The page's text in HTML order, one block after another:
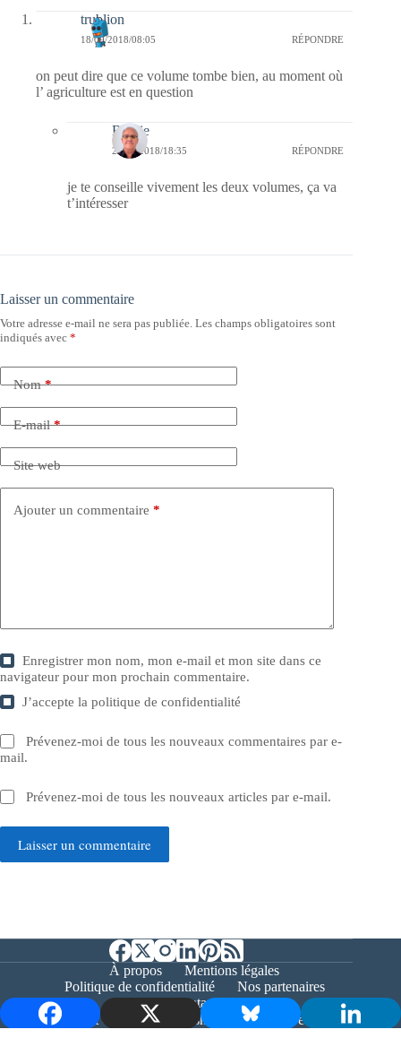
trublion
18/09/2018/08:05 RÉPONDRE
on peut dire que ce volume tombe bien, au moment où
l’ agriculture est en question
Bernie
23/09/2018/18:35 RÉPONDRE
je te conseille vivement les deux volumes, ça va
t’intéresser
Laisser un commentaire
Votre adresse e-mail ne sera pas publiée. Les champs obligatoires sont
indiqués avec *
Nom*
E-mail*
Site web
Ajouter un commentaire *
Enregistrer mon nom, mon e-mail et mon site dans ce
navigateur pour mon prochain commentaire.
J’accepte lapolitique de confidentialité
Prévenez-moi de tous les nouveaux commentaires par e-
mail.
Prévenez-moi de tous les nouveaux articles par e-mail.
Laisser un commentaire
À propos
Mentions légales
Politique de confidentialité
Nos partenaires
Contact
Copyright © 2026 - Bernieshoot.fr Journal Web